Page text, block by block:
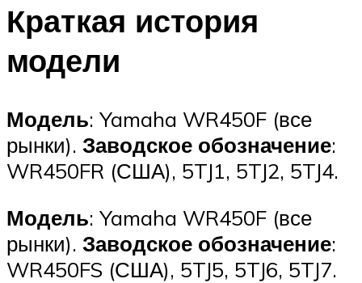
Краткая история
модели
Модель: Yamaha WR450F (все
рынки). Заводское обозначение:
WR450FR (США), 5TJ1, 5TJ2, 5TJ4.
Модель: Yamaha WR450F (все
рынки). Заводское обозначение:
WR450FS (США), 5TJ5, 5TJ6, 5TJ7.